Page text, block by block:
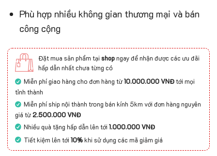
Phù hợp nhiều không gian thương mại và bán
công cộng
Đặt mua sản phẩm tại shopngay để nhận được các ưu đãi
hấp dẫn nhất chưa từng có
Miễn phí giao hàng cho đơn hàng từ10.000.000 VNĐtới mọi
tỉnh thành
Miễn phí ship nội thành trong bán kính 5km với đơn hàng nguyên
giá từ2.500.000 VNĐ
Nhiều quà tặng hấp dẫn lên tới1.000.000 VNĐ
Tiết kiệm lên tới10%khi sử dụng các mã giảm giá